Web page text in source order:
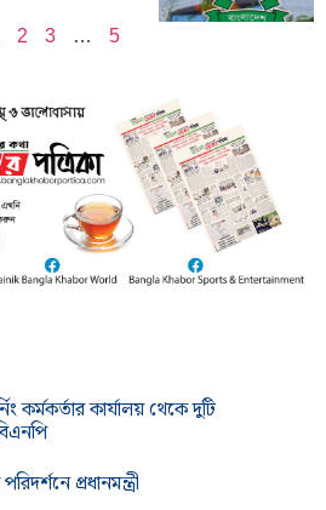
2 3 … 5
কর্মকর্তার কার্যালয় থেকে দুটি
প্রধানমন্ত্রী